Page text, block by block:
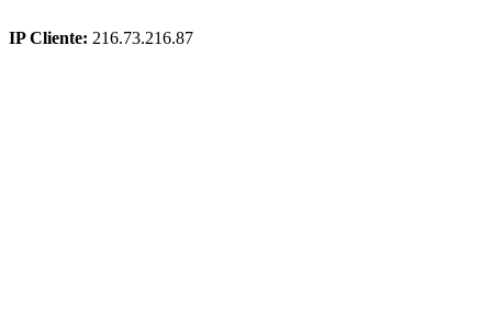
IP Cliente: 216.73.216.87